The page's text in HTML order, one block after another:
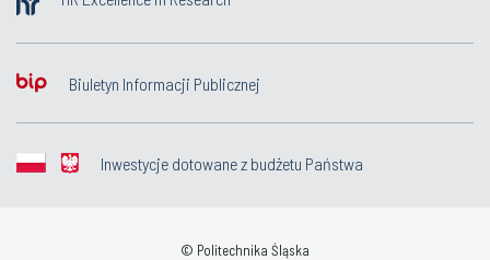
Biuletyn Informacji Publicznej
Inwestycje dotowane z budżetu Państwa
© Politechnika Śląska